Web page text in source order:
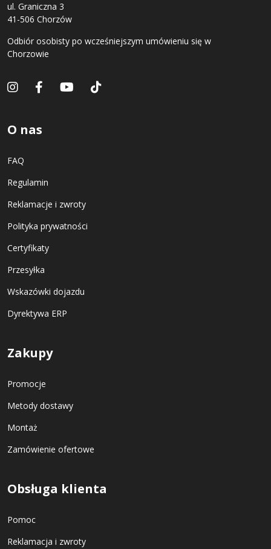
ul. Graniczna 3
41-506 Chorzów
Odbiór osobisty po wcześniejszym umówieniu się w
Chorzowie
O nas
FAQ
Regulamin
Reklamacje i zwroty
Polityka prywatności
Certyfikaty
Przesyłka
Wskazówki dojazdu
Dyrektywa ERP
Zakupy
Promocje
Metody dostawy
Montaż
Zamówienie ofertowe
Obsługa klienta
Pomoc
Reklamacja i zwroty